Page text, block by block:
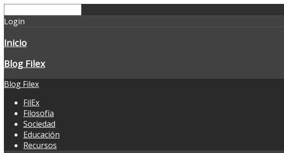
Login
Inicio
Blog Filex
Blog Filex
FilEx
Filosofía
Sociedad
Educación
Recursos